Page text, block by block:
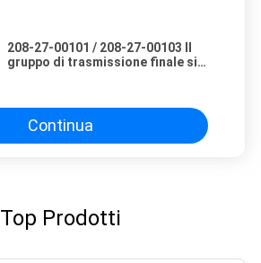
208-27-00101 / 208-27-00103 Il
gruppo di trasmissione finale si
Continua
Top Prodotti